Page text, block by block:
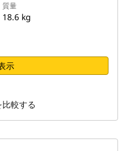
質量
18.6 kg
示
較する